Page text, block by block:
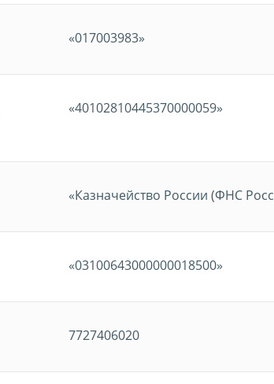
«017003983»
«40102810445370000059»
«Казначейство России (ФНС
«03100643000000018500»
7727406020